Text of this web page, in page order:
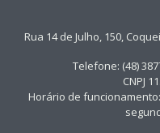
Rua 14 de Julho, 150,
Telefone: (48)
CNPJ
Horário de